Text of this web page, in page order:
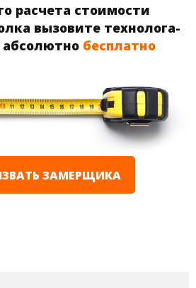
расчета стоимости
вызовите технолога-
бесплатно
ЗАМЕРЩИКА